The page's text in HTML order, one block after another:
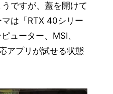
ですが、蓋を開けて
は「RTX 40シリー
ューター、MSI、
アプリが試せる状態